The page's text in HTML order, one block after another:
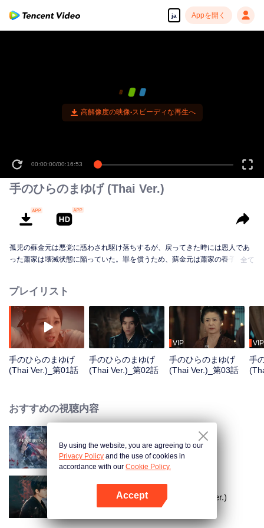
ja Appを開く
高解像度の映像•スピーディな再生へ
00:00:00/00:16:53
手のひらのまゆげ (Thai Ver.)
孤児の蘇金元は悪党に惑わされ駆け落ちするが、戻ってきた時には恩人であ
った蕭家は壊滅状態に陥っていた。罪を償うため、蘇金元は蕭家の養子で、
命に抗う血と熱の愛の物語を紡いでいく。
全て
プレイリスト
手のひらのまゆげ
(Thai Ver.)_第01話
手のひらのまゆげ
(Thai Ver.)_第02話
VIP
手のひらのまゆげ
(Thai Ver.)_第03話
VIP
手
おすすめの視聴内容
ふたごの運命（タイ語吹替）
Love Beyond The Curse (Thai Ver.)
By using the website, you are agreeing to our
Privacy Policy and the use of cookies in
accordance with our Cookie Policy.
Accept